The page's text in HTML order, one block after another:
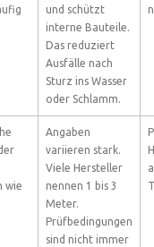
und schützt
interne Bauteile.
Das reduziert
Ausfälle nach
Sturz ins Wasser
oder Schlamm.
wie
Angaben
variieren stark.
Viele Hersteller
nennen 1 bis 3
Meter.
Prüfbedingungen
sind nicht immer